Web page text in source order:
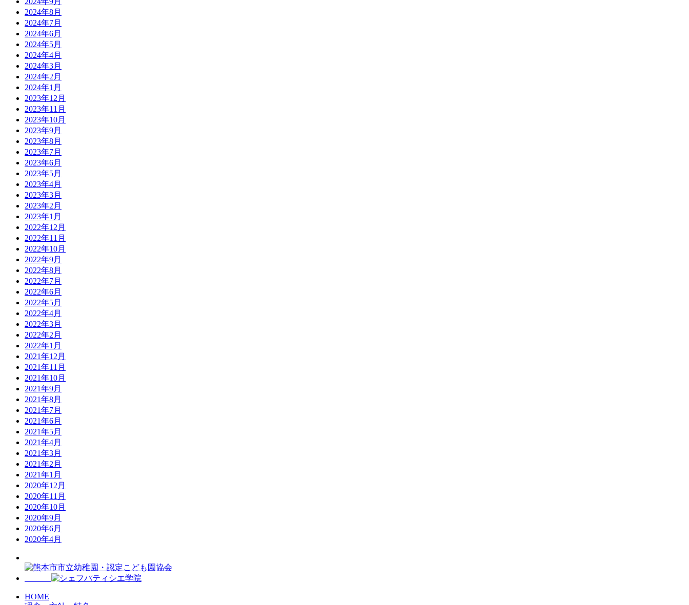
2024年8月
2024年7月
2024年6月
2024年5月
2024年4月
2024年3月
2024年2月
2024年1月
2023年12月
2023年11月
2023年10月
2023年9月
2023年8月
2023年7月
2023年6月
2023年5月
2023年4月
2023年3月
2023年2月
2023年1月
2022年12月
2022年11月
2022年10月
2022年9月
2022年8月
2022年7月
2022年6月
2022年5月
2022年4月
2022年3月
2022年2月
2022年1月
2021年12月
2021年11月
2021年10月
2021年9月
2021年8月
2021年7月
2021年6月
2021年5月
2021年4月
2021年3月
2021年2月
2021年1月
2020年12月
2020年11月
2020年10月
2020年9月
2020年6月
2020年4月
HOME